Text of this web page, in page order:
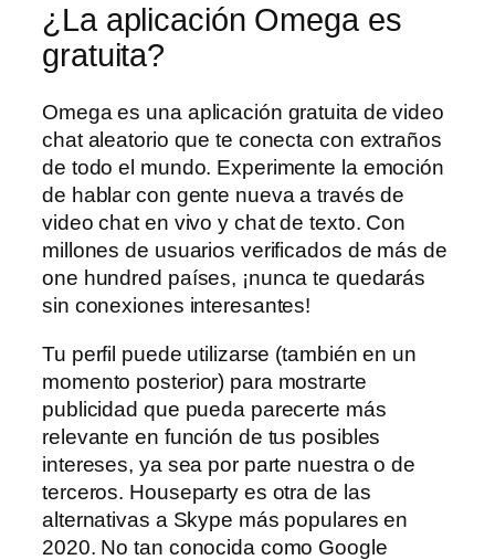
¿La aplicación Omega es
gratuita?
Omega es una aplicación gratuita de video
chat aleatorio que te conecta con extraños
de todo el mundo. Experimente la emoción
de hablar con gente nueva a través de
video chat en vivo y chat de texto. Con
millones de usuarios verificados de más de
one hundred países, ¡nunca te quedarás
sin conexiones interesantes!
Tu perfil puede utilizarse (también en un
momento posterior) para mostrarte
publicidad que pueda parecerte más
relevante en función de tus posibles
intereses, ya sea por parte nuestra o de
terceros. Houseparty es otra de las
alternativas a Skype más populares en
2020. No tan conocida como Google